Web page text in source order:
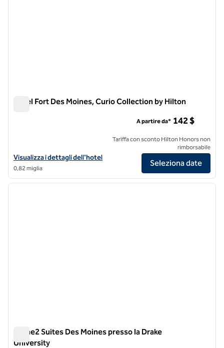
Hotel Fort Des Moines, Curio Collection by Hilton
Visualizza i dettagli dell'hotel Fort Des Moines, Curio Collection by
Visualizza i dettagli dell'hotel
0,82 miglia
A partire da* 142 $
Tariffa con sconto Hilton Honors non
rimborsabile
Seleziona date
1/12
1 di 12
Home2 Suites Des Moines presso la Drake
University